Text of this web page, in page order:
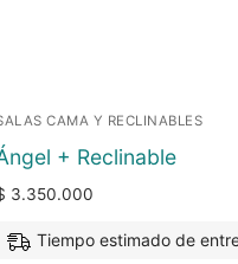
CAMA Y RECLINABLES
+ Reclinable
3.350.000
Tiempo estimado de